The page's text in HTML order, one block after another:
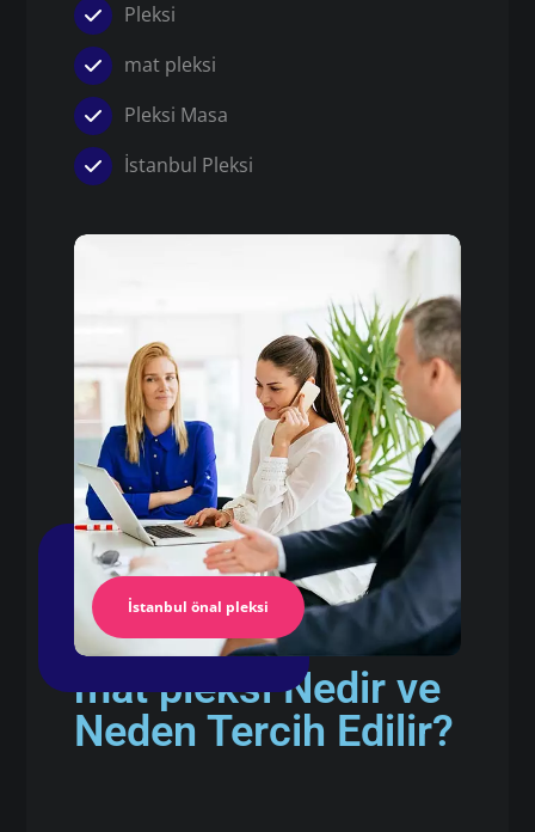
İstanbul önal pleksi
Pleksi
mat pleksi
Pleksi Masa
İstanbul Pleksi
mat pleksi Nedir ve
Neden Tercih Edilir?